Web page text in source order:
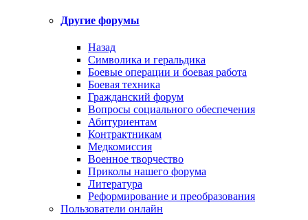
Другие форумы
Назад
Символика и геральдика
Боевые операции и боевая работа
Боевая техника
Гражданский форум
Вопросы социального обеспечения
Абитуриентам
Контрактникам
Медкомиссия
Военное творчество
Приколы нашего форума
Литература
Реформирование и преобразования
Пользователи онлайн